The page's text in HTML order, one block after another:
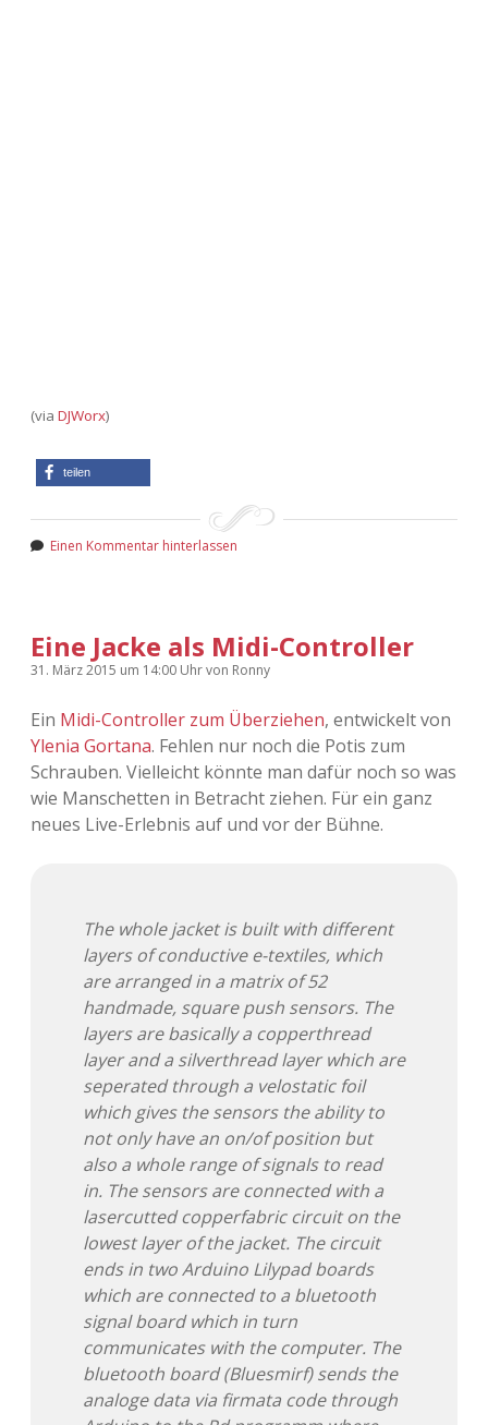
(via DJWorx)
teilen
Einen Kommentar hinterlassen
Eine Jacke als Midi-Controller
31. März 2015 um 14:00 Uhrvon Ronny
Ein Midi-Controller zum Überziehen, entwickelt von
Ylenia Gortana. Fehlen nur noch die Potis zum
Schrauben. Vielleicht könnte man dafür noch so was
wie Manschetten in Betracht ziehen. Für ein ganz
neues Live-Erlebnis auf und vor der Bühne.
The whole jacket is built with different
layers of conductive e-textiles, which
are arranged in a matrix of 52
handmade, square push sensors. The
layers are basically a copperthread
layer and a silverthread layer which are
seperated through a velostatic foil
which gives the sensors the ability to
not only have an on/of position but
also a whole range of signals to read
in. The sensors are connected with a
lasercutted copperfabric circuit on the
lowest layer of the jacket. The circuit
ends in two Arduino Lilypad boards
which are connected to a bluetooth
signal board which in turn
communicates with the computer. The
bluetooth board (Bluesmirf) sends the
analoge data via firmata code through